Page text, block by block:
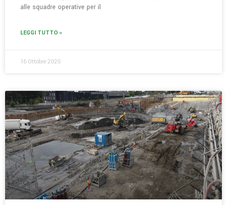
alle squadre operative per il
LEGGI TUTTO »
16 Ottobre 2020